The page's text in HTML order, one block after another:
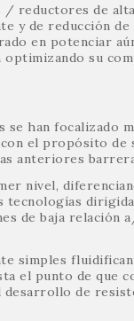
reductores de
y de reducción
en potenciar
su
han focalizado
el propósito de
anteriores
nivel,
de baja relación
simples
el punto de que
de